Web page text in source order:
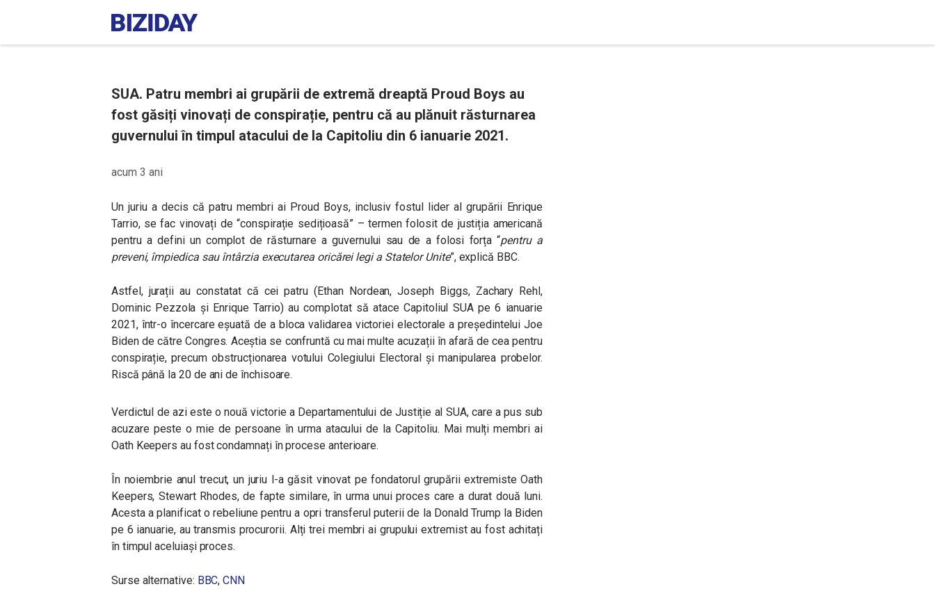
SUA. Patru membri ai grupării de extremă dreaptă Proud Boys au
fost găsiți vinovați de conspirație, pentru că au plănuit răsturnarea
guvernului în timpul atacului de la Capitoliu din 6 ianuarie 2021.
acum 3 ani
Un juriu a decis că patru membri ai Proud Boys, inclusiv fostul lider al grupării Enrique
Tarrio, se fac vinovați de “conspirație sedițioasă” – termen folosit de justiția americană
pentru a defini un complot de răsturnare a guvernului sau de a folosi forța “pentru a
preveni, împiedica sau întârzia executarea oricărei legi a Statelor Unite”, explică BBC.
Astfel, jurații au constatat că cei patru (Ethan Nordean, Joseph Biggs, Zachary Rehl,
Dominic Pezzola și Enrique Tarrio) au complotat să atace Capitoliul SUA pe 6 ianuarie
2021, într-o încercare eșuată de a bloca validarea victoriei electorale a președintelui Joe
Biden de către Congres. Aceștia se confruntă cu mai multe acuzații în afară de cea pentru
conspirație, precum obstrucționarea votului Colegiului Electoral și manipularea probelor.
Riscă până la 20 de ani de închisoare.
Verdictul de azi este o nouă victorie a Departamentului de Justiție al SUA, care a pus sub
acuzare peste o mie de persoane în urma atacului de la Capitoliu. Mai mulți membri ai
Oath Keepers au fost condamnați în procese anterioare.
În noiembrie anul trecut, un juriu l-a găsit vinovat pe fondatorul grupării extremiste Oath
Keepers, Stewart Rhodes, de fapte similare, în urma unui proces care a durat două luni.
Acesta a planificat o rebeliune pentru a opri transferul puterii de la Donald Trump la Biden
pe 6 ianuarie, au transmis procurorii. Alți trei membri ai grupului extremist au fost achitați
în timpul aceluiași proces.
Surse alternative: BBC,CNN